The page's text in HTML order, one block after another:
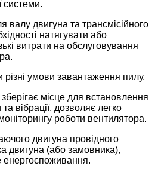
системи.
валу двигуна та трансмісійного
натягувати або
витрати на обслуговування
умови завантаження пилу.
місце для встановлення
вібрації, дозволяє легко
роботи вентилятора.
двигуна провідного
двигуна (або замовника),
енергоспоживання.